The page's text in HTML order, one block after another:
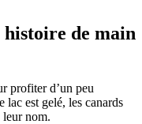
histoire de main
profiter d’un peu
lac est gelé, les canards
leur nom.